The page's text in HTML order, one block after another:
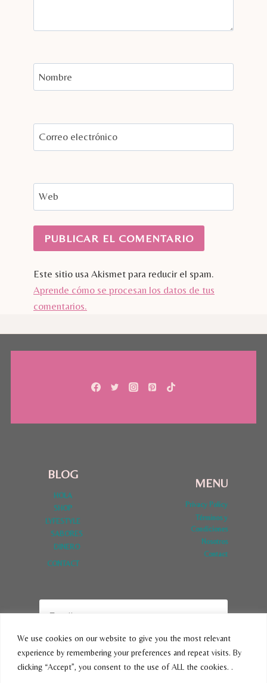
We use cookies on our website to give you the most relevant
experience by remembering your preferences and repeat visits. By
clicking “Accept”, you consent to the use of ALL the cookies. .
Nombre
Correo electrónico
Web
Este sitio usa Akismet para reducir el spam.
Aprende cómo se procesan los datos de tus
comentarios.
BLOG
HOLA
SHOP
LYFESTYLE
SABORES
DINERO
CONTACT
MENU
Privacy Policy
Términos y
Condiciones
Nosotros
Contact
SUBSCRIBE